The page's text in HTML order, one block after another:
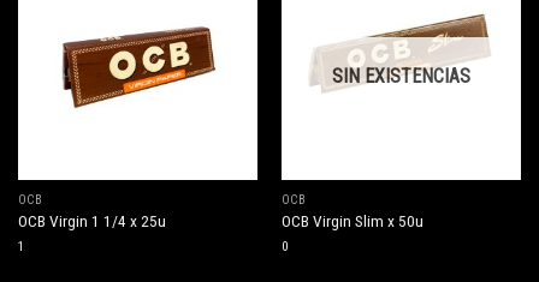
OCB
OCB Virgin 1 1/4 x 25u
1
SIN EXISTENCIAS
OCB
OCB Virgin Slim x 50u
0